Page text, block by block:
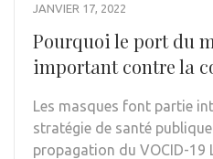
JANVIER 17, 2022
Pourquoi le port du
important contre la
Les masques font partie
stratégie de santé
propagation du VOCID-19